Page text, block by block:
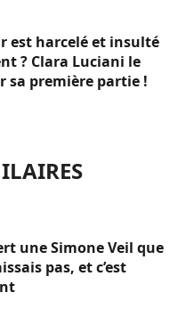
est harcelé et insulté
? Clara Luciani le
sa première partie !
une Simone Veil que
pas, et c’est